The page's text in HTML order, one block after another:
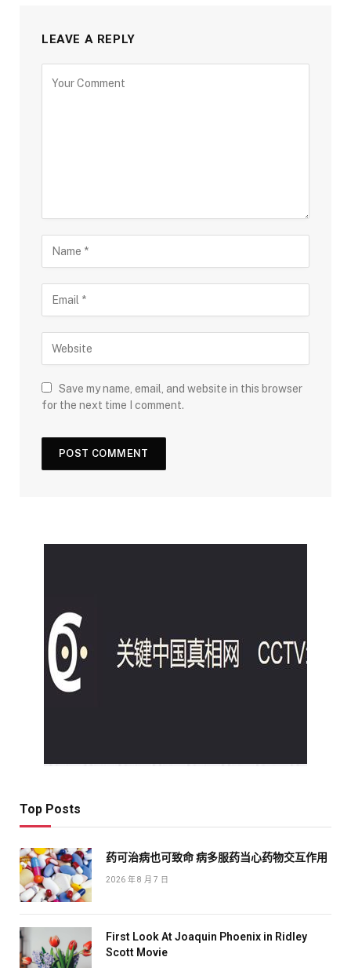
LEAVE A REPLY
Save my name, email, and website in this browser
for the next time I comment.
Top Posts
药可治病也可致命 病多服药当心药物交互作用
2026 年 8 月 7 日
First Look At Joaquin Phoenix in Ridley
Scott Movie